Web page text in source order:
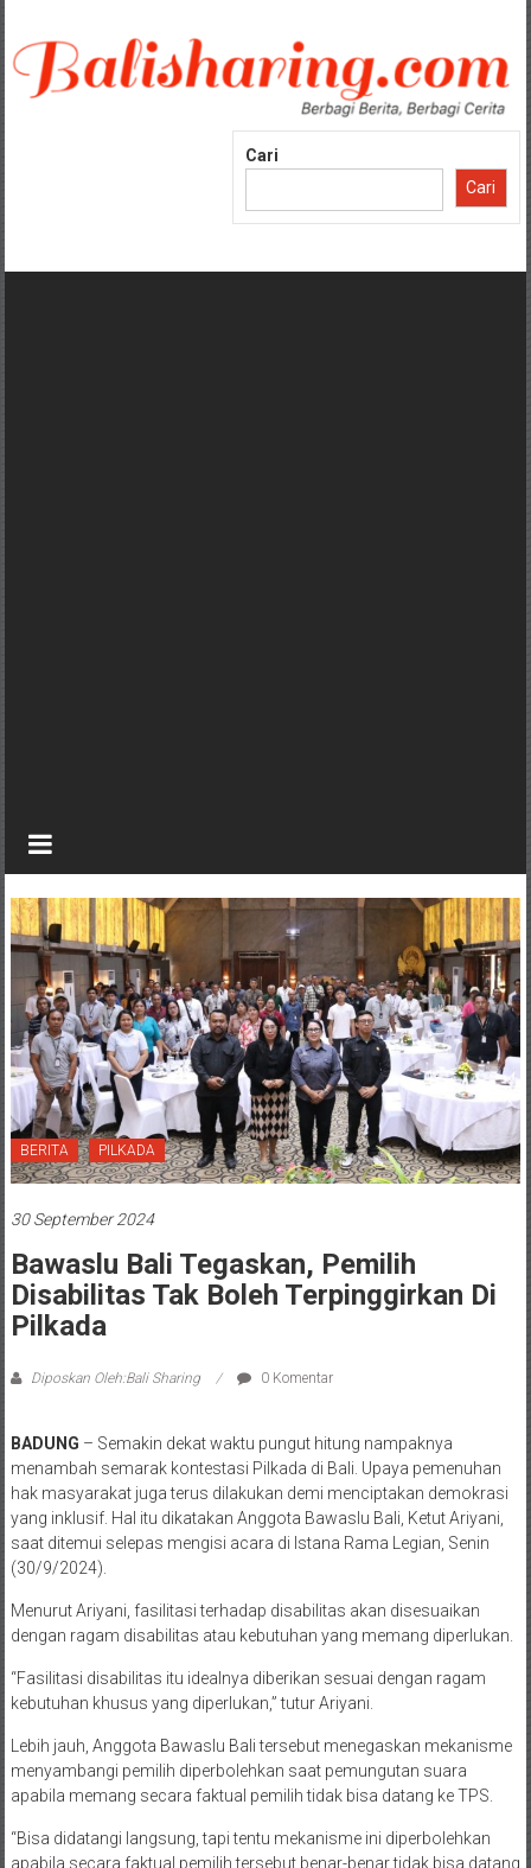
konten
Cari
Cari
BERITA PILKADA
30 September 2024
Bawaslu Bali Tegaskan, Pemilih
Disabilitas Tak Boleh Terpinggirkan Di
Pilkada
Diposkan Oleh:Bali Sharing 0 Komentar
BADUNG – Semakin dekat waktu pungut hitung nampaknya
menambah semarak kontestasi Pilkada di Bali. Upaya pemenuhan
hak masyarakat juga terus dilakukan demi menciptakan demokrasi
yang inklusif. Hal itu dikatakan Anggota Bawaslu Bali, Ketut Ariyani,
saat ditemui selepas mengisi acara di Istana Rama Legian, Senin
(30/9/2024).
Menurut Ariyani, fasilitasi terhadap disabilitas akan disesuaikan
dengan ragam disabilitas atau kebutuhan yang memang diperlukan.
“Fasilitasi disabilitas itu idealnya diberikan sesuai dengan ragam
kebutuhan khusus yang diperlukan,” tutur Ariyani.
Lebih jauh, Anggota Bawaslu Bali tersebut menegaskan mekanisme
menyambangi pemilih diperbolehkan saat pemungutan suara
apabila memang secara faktual pemilih tidak bisa datang ke TPS.
“Bisa didatangi langsung, tapi tentu mekanisme ini diperbolehkan
apabila secara faktual pemilih tersebut benar-benar tidak bisa datang